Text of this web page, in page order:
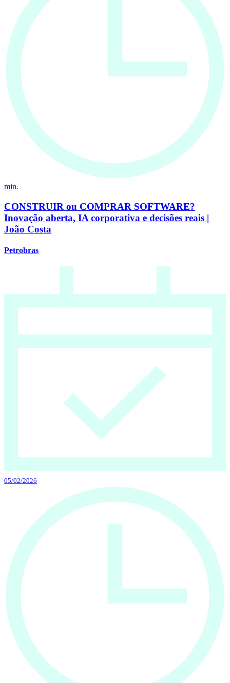
min.
CONSTRUIR ou COMPRAR SOFTWARE?
Inovação aberta, IA corporativa e decisões reais |
João Costa
Petrobras
05/02/2026